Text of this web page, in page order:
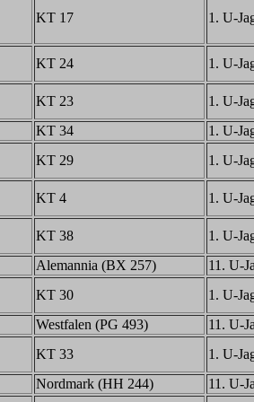
KT 17 1. U-
KT 24 1. U-
KT 23
1. U-
KT 34
1. U-
KT 29 1. U-
KT 4 1. U-
KT 38
1. U-
Alemannia (BX 257)
11. U-
KT 30
1. U-
Westfalen (PG 493)
11. U-
KT 33
1. U-
Nordmark (HH 244) 11. U-